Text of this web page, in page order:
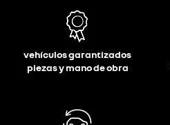
vehículos garantizados
piezas y mano de obra